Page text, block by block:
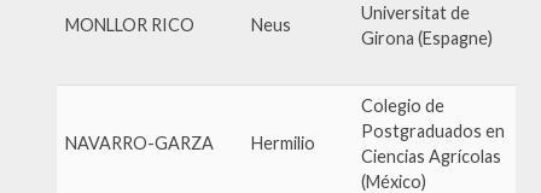
MONLLOR RICO Neus
Universitat de
Girona (Espagne)
NAVARRO-GARZA Hermilio
Colegio de
Postgraduados en
Ciencias Agrícolas
(México)